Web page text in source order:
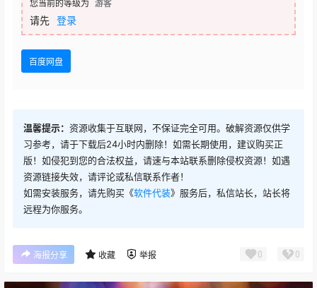
您当前的等级为 游客
请先 登录
百度网盘
温馨提示： 资源收集于互联网，不保证完全可用。破解资源仅供学
习参考，请于下载后24小时内删除！如需长期使用，建议购买正
版！如侵犯到您的合法权益，请速与本站联系删除侵权资源！如遇
资源链接失效，请评论或私信联系作者！
如需安装服务，请先购买《软件代装》服务后，私信站长，站长将
远程为你服务。
海报分享 收藏 举报 0 0